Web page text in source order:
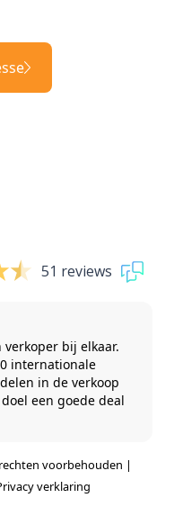
51 reviews
bij elkaar.
internationale
in de verkoop
een goede deal
voorbehouden |
verklaring